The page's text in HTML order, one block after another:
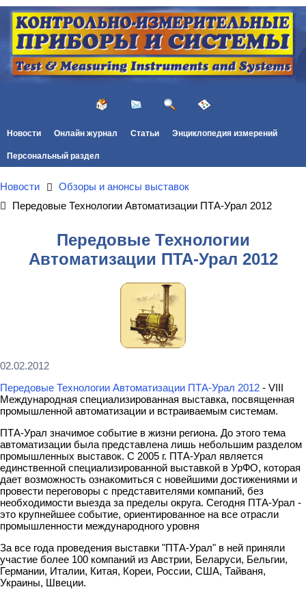
Новости Онлайн журнал Статьи Энциклопедия измерений
Персональный раздел
Новости
Обзоры и анонсы выставок
Передовые Технологии Автоматизации ПТА-Урал 2012
Передовые Технологии
Автоматизации ПТА-Урал 2012
02.02.2012
Передовые Технологии Автоматизации ПТА-Урал 2012 - VIII
Международная специализированная выставка, посвященная
промышленной автоматизации и встраиваемым системам.
ПТА-Урал значимое событие в жизни региона. До этого тема
автоматизации была представлена лишь небольшим разделом
промышленных выставок. С 2005 г. ПТА-Урал является
единственной специализированной выставкой в УрФО, которая
дает возможность ознакомиться с новейшими достижениями и
провести переговоры с представителями компаний, без
необходимости выезда за пределы округа. Сегодня ПТА-Урал -
это крупнейшее событие, ориентированное на все отрасли
промышленности международного уровня
За все года проведения выставки "ПТА-Урал" в ней приняли
участие более 100 компаний из Австрии, Беларуси, Бельгии,
Германии, Италии, Китая, Кореи, России, США, Тайваня,
Украины, Швеции.